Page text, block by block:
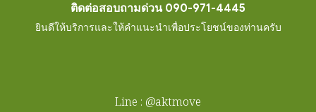
ติดต่อสอบถามด่วน 090-971-4445
ยินดีให้บริการและให้คำแนะนำเพื่อประโยชน์ของท่านครับ
Line : @aktmove